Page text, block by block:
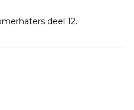
deel 12.